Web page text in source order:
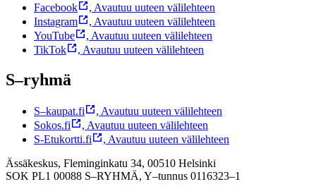
Facebook
, Avautuu uuteen välilehteen
Instagram
, Avautuu uuteen välilehteen
YouTube
, Avautuu uuteen välilehteen
TikTok
, Avautuu uuteen välilehteen
S–ryhmä
S–kaupat.fi , Avautuu uuteen välilehteen
Sokos.fi
, Avautuu uuteen välilehteen
S-Etukortti.fi
, Avautuu uuteen välilehteen
Ässäkeskus, Fleminginkatu 34, 00510 Helsinki
SOK PL1 00088 S–RYHMÄ, Y–tunnus 0116323–1